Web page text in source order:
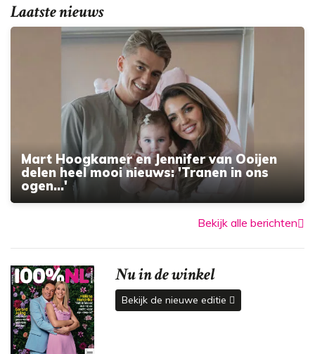
Laatste nieuws
Mart Hoogkamer en Jennifer van Ooijen
delen heel mooi nieuws: 'Tranen in ons
ogen...'
Bekijk alle berichten
Nu in de winkel
Bekijk de nieuwe editie